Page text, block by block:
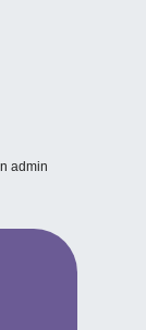
admin